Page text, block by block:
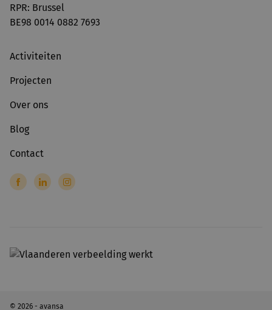
RPR: Brussel
BE98 0014 0882 7693
Activiteiten
Projecten
Over ons
Blog
Contact
© 2026 - avansa